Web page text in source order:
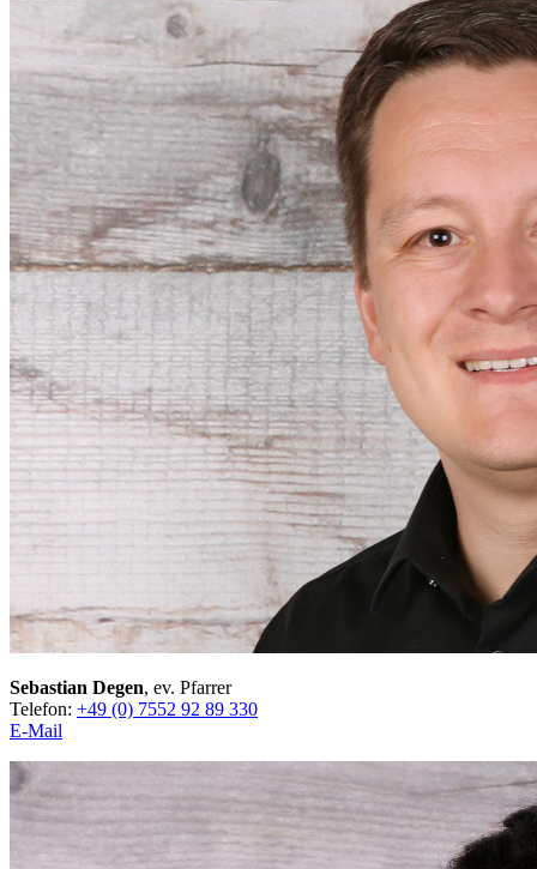
Sebastian Degen, ev. Pfarrer
Telefon: +49 (0) 7552 92 89 330
E-Mail